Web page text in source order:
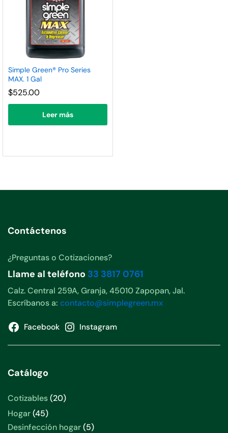
Simple Green® Pro Series
MAX. 1 Gal
$525.00
Leer más
Contáctenos
¿Preguntas o Cotizaciones?
Llame al teléfono 33 3817 0761
Calz. Central 259A, Granja, 45010 Zapopan, Jal.
Escríbanos a: contacto@simplegreen.mx
Facebook Instagram
Catálogo
Cotizables 2020
Hogar 4545
productos
Desinfección hogar 55